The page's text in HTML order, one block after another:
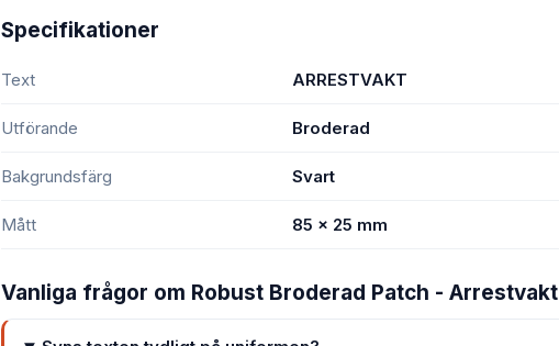
Specifikationer
Text ARRESTVAKT
Utförande Broderad
Bakgrundsfärg Svart
Mått 85 x 25 mm
Vanliga frågor om Robust Broderad Patch - Arrestvakt